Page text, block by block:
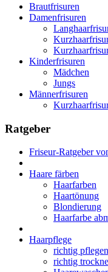
Brautfrisuren
Damenfrisuren
Kinderfrisuren
Mädchen
Jungs
Männerfrisuren
Ratgeber
Friseur-Ratgeber
Haare färben
Haarfarben
Haartönung
Blondierung
Haarfarbe
Haarpflege
richtig pflegen
richtig